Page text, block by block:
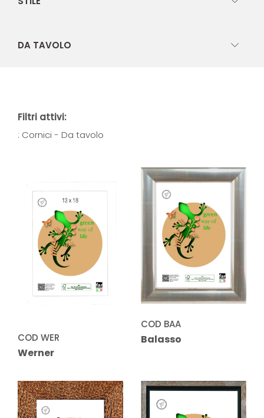
DA TAVOLO
Filtri attivi:
: Cornici - Da tavolo
COD WER
Werner
COD BAA
Balasso